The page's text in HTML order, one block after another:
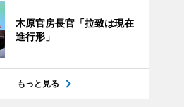
木原官房長官「拉致は現在
進行形」
もっと見る